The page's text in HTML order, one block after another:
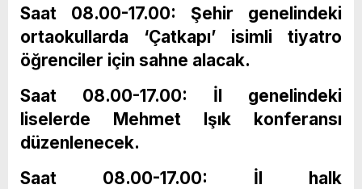
Saat 08.00-17.00: Şehir genelindeki
ortaokullarda ‘Çatkapı’ isimli tiyatro
öğrenciler için sahne alacak.
Saat 08.00-17.00: İl genelindeki
liselerde Mehmet Işık konferansı
düzenlenecek.
Saat 08.00-17.00: İl halk